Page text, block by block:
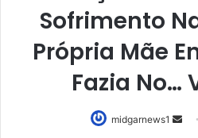
Sofrimento
Própria Mãe
Fazia No…
midgarnews1